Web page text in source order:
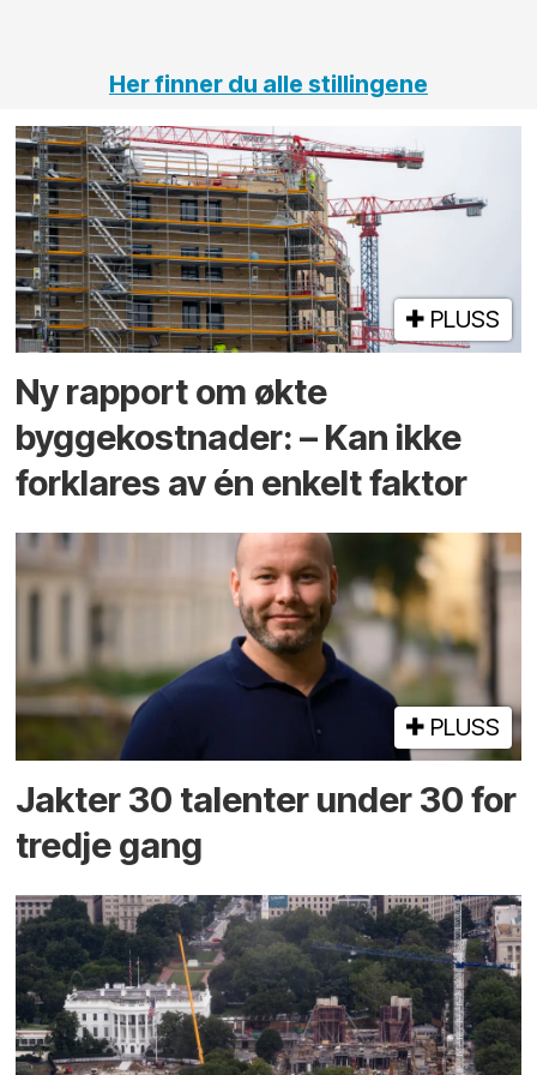
Her finner du alle stillingene
PLUSS
Ny rapport om økte
byggekostnader: – Kan ikke
forklares av én enkelt faktor
PLUSS
Jakter 30 talenter under 30 for
tredje gang